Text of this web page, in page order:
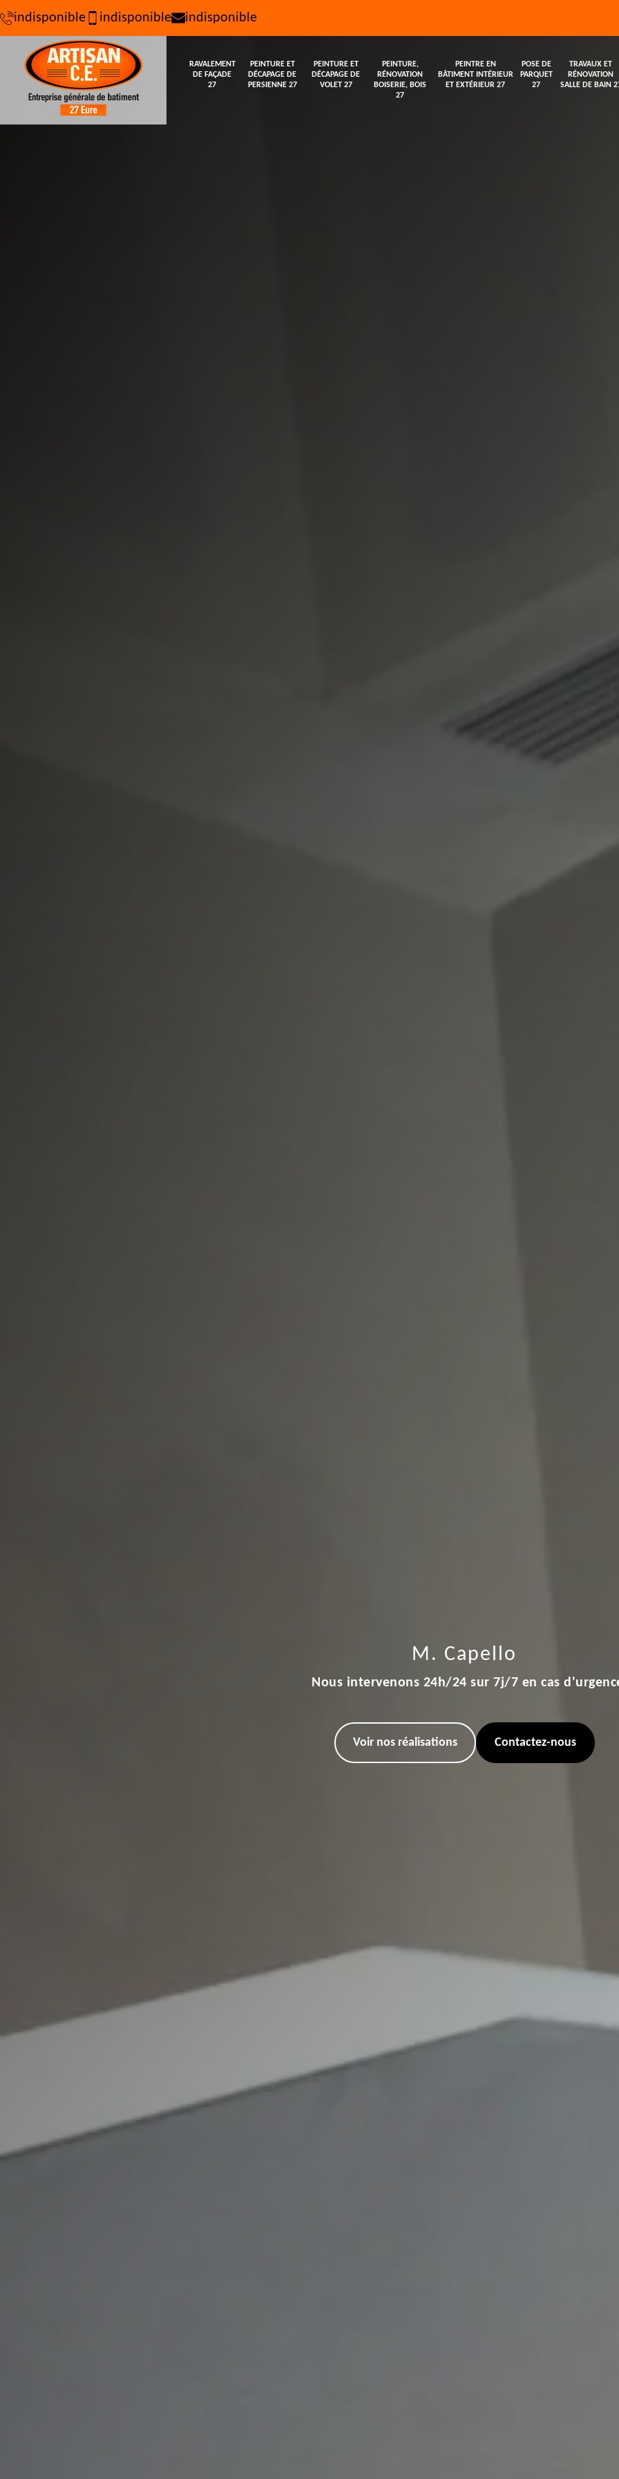
indisponible indisponible indisponible
RAVALEMENT
DE FAÇADE
27
PEINTURE ET
DÉCAPAGE DE
PERSIENNE 27
PEINTURE ET
DÉCAPAGE DE
VOLET 27
PEINTURE,
RÉNOVATION
BOISERIE, BOIS
27
PEINTRE EN
BÂTIMENT INTÉRIEUR
ET EXTÉRIEUR 27
POSE DE
PARQUET
27
TRAVAUX ET
RÉNOVATION
SALLE DE BAIN
M. Capello
Nous intervenons 24h/24 sur 7j/7 en cas
Voir nos réalisations Contactez-nous